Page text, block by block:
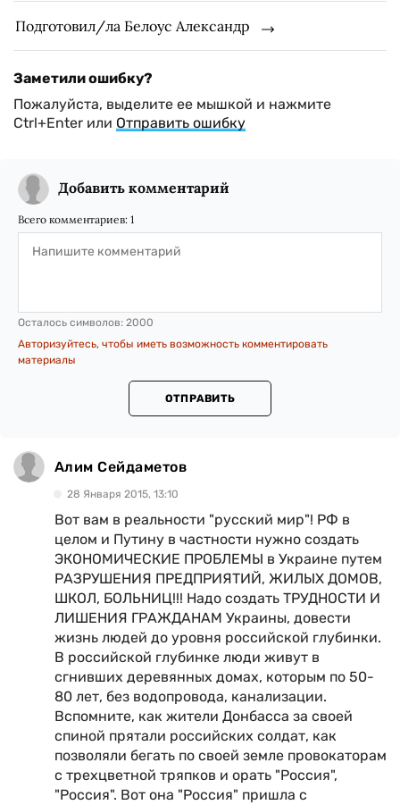
Подготовил/ла Белоус Александр
Заметили ошибку?
Пожалуйста, выделите ее мышкой и нажмите
Ctrl+Enter или Отправить ошибку
Добавить комментарий
Всего комментариев: 1
Осталось символов: 2000
Авторизуйтесь, чтобы иметь возможность комментировать
материалы
ОТПРАВИТЬ
Алим Сейдаметов
28 Января 2015, 13:10
Вот вам в реальности "русский мир"! РФ в
целом и Путину в частности нужно создать
ЭКОНОМИЧЕСКИЕ ПРОБЛЕМЫ в Украине путем
РАЗРУШЕНИЯ ПРЕДПРИЯТИЙ, ЖИЛЫХ ДОМОВ,
ШКОЛ, БОЛЬНИЦ!!! Надо создать ТРУДНОСТИ И
ЛИШЕНИЯ ГРАЖДАНАМ Украины, довести
жизнь людей до уровня российской глубинки.
В российской глубинке люди живут в
сгнивших деревянных домах, которым по 50-
80 лет, без водопровода, канализации.
Вспомните, как жители Донбасса за своей
спиной прятали российских солдат, как
позволяли бегать по своей земле провокаторам
с трехцветной тряпков и орать "Россия",
"Россия". Вот она "Россия" пришла с